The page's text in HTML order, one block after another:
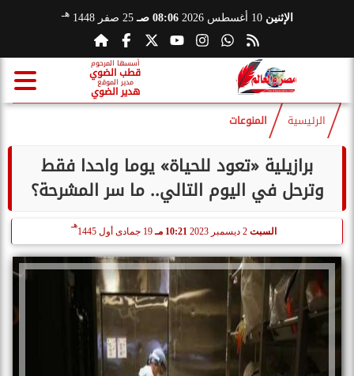
الإثنين 10 أغسطس 2026 08:06 صـ 25 صفر 1448 هـ
أسسها المرحوم
قطب الضوي
مدير الموقع
هدير الضوي
الرئيسية المنوعات
برازيلية «تعود للحياة» يوما واحدا فقط
وترحل في اليوم التالي.. ما سر المشرحة؟
السبت 10:21 مـ 19 جمادى أول 1445
هـ